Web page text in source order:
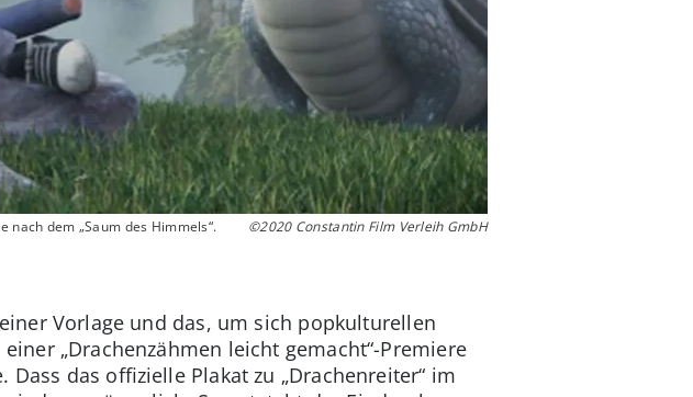
nach dem „Saum des Himmels“. ©2020 Constantin Film Verleih GmbH
Vorlage und das, um sich popkulturellen
„Drachenzähmen leicht gemacht“-Premiere
das offizielle Plakat zu „Drachenreiter“ im